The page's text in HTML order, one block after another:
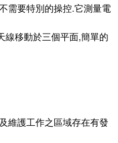
需要特別的操控.它測量電
線移動於三個平面,簡單的
維護工作之區域存在有發